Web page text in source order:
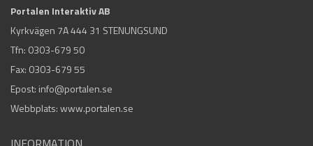
Portalen Interaktiv AB
Kyrkvägen 7A 444 31 STENUNGSUND
Tfn: 0303-679 50
Fax: 0303-679 55
Epost: info@portalen.se
Webbplats: www.portalen.se